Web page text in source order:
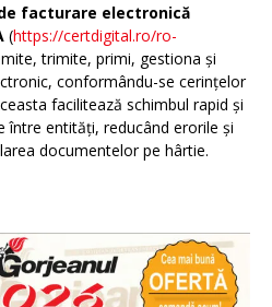
facturare electronică
(https://certdigital.ro/ro-
trimite, primi, gestiona și
conformându-se cerințelor
facilitează schimbul rapid și
între entități, reducând erorile și
documentelor pe hârtie.